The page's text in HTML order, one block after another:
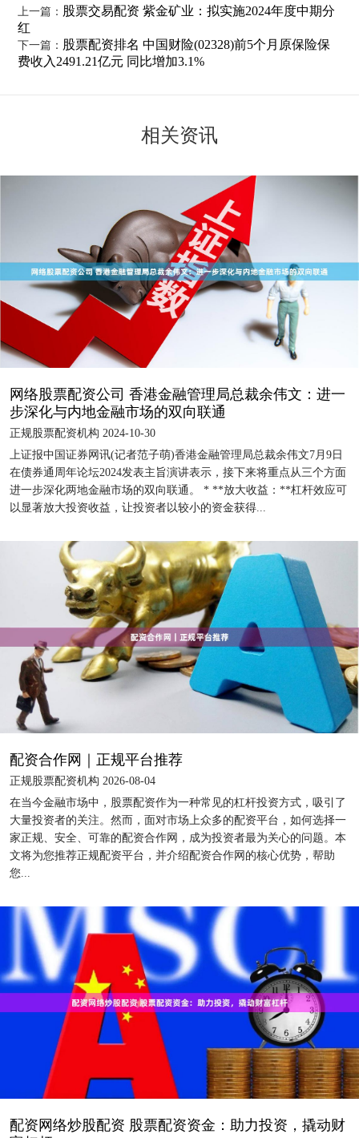
上一篇： 股票交易配资 紫金矿业：拟实施2024年度中期分
红
下一篇： 股票配资排名 中国财险(02328)前5个月原保险保
费收入2491.21亿元 同比增加3.1%
相关资讯
网络股票配资公司 香港金融管理局总裁余伟文：进一
步深化与内地金融市场的双向联通
正规股票配资机构 2024-10-30
上证报中国证券网讯(记者范子萌)香港金融管理局总裁余伟文7月9日
在债券通周年论坛2024发表主旨演讲表示，接下来将重点从三个方面
进一步深化两地金融市场的双向联通。 * **放大收益：**杠杆效应可
以显著放大投资收益，让投资者以较小的资金获得...
配资合作网｜正规平台推荐
正规股票配资机构 2026-08-04
在当今金融市场中，股票配资作为一种常见的杠杆投资方式，吸引了
大量投资者的关注。然而，面对市场上众多的配资平台，如何选择一
家正规、安全、可靠的配资合作网，成为投资者最为关心的问题。本
文将为您推荐正规配资平台，并介绍配资合作网的核心优势，帮助
您...
配资网络炒股配资 股票配资资金：助力投资，撬动财